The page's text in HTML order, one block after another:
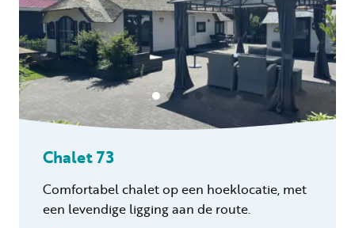
Chalet 73
Comfortabel chalet op een hoeklocatie, met
een levendige ligging aan de route.